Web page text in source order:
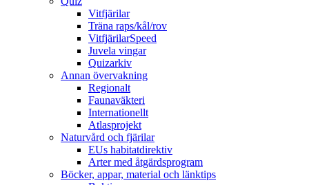
Vitfjärilar
Träna raps/kål/rov
VitfjärilarSpeed
Juvela vingar
Quizarkiv
Annan övervakning
Regionalt
Faunaväkteri
Internationellt
Atlasprojekt
Naturvård och fjärilar
EUs habitatdirektiv
Arter med åtgärdsprogram
Böcker, appar, material och länktips